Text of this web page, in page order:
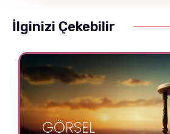
İlginizi Çekebilir